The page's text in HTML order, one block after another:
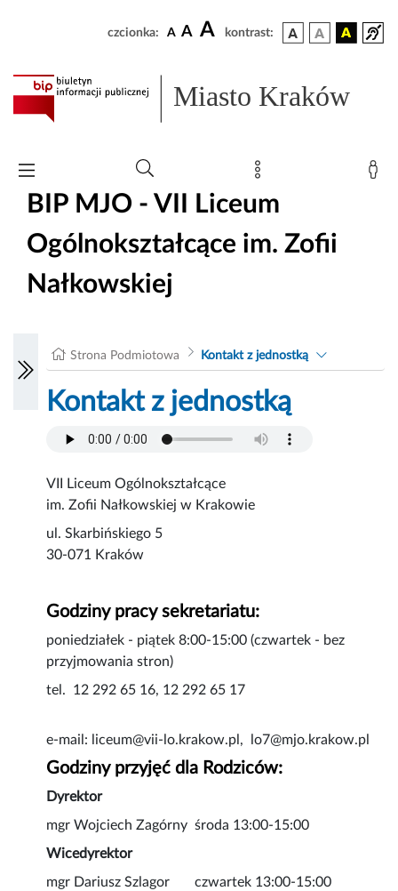
czcionka: A A A kontrast:
Miasto Kraków
BIP MJO - VII Liceum
Ogólnokształcące im. Zofii
Nałkowskiej
Strona Podmiotowa Kontakt z jednostką
Kontakt z jednostką
VII Liceum Ogólnokształcące
im. Zofii Nałkowskiej w Krakowie
ul. Skarbińskiego 5
30-071 Kraków
Godziny pracy sekretariatu:
poniedziałek - piątek 8:00-15:00 (czwartek - bez
przyjmowania stron)
tel. 12 292 65 16, 12 292 65 17
e-mail: liceum@vii-lo.krakow.pl, lo7@mjo.krakow.pl
Godziny przyjęć dla Rodziców:
Dyrektor
mgr Wojciech Zagórny środa 13:00-15:00
Wicedyrektor
mgr Dariusz Szlagor czwartek 13:00-15:00